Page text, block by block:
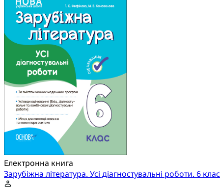
Електронна книга
Зарубіжна література. Усі діагностувальні роботи. 6 клас